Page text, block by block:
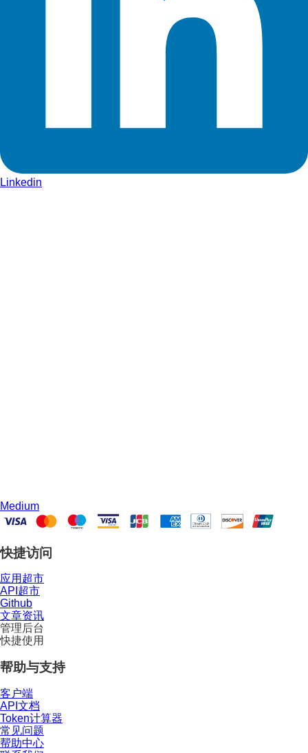
Linkedin
Medium
快捷访问
应用超市
API超市
Github
文章资讯
管理后台
快捷使用
帮助与支持
客户端
API文档
Token计算器
常见问题
帮助中心